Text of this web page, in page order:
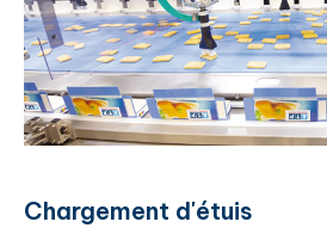
Chargement d'étuis